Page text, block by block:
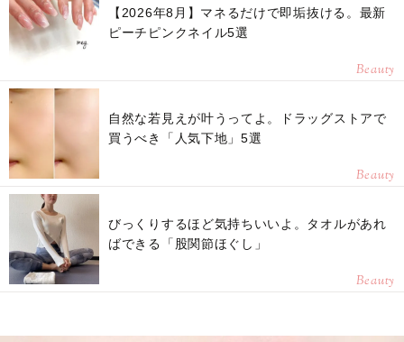
【2026年8月】マネるだけで即垢抜ける。最新
ピーチピンクネイル5選
Beauty
自然な若見えが叶うってよ。ドラッグストアで
買うべき「人気下地」5選
Beauty
びっくりするほど気持ちいいよ。タオルがあれ
ばできる「股関節ほぐし」
Beauty